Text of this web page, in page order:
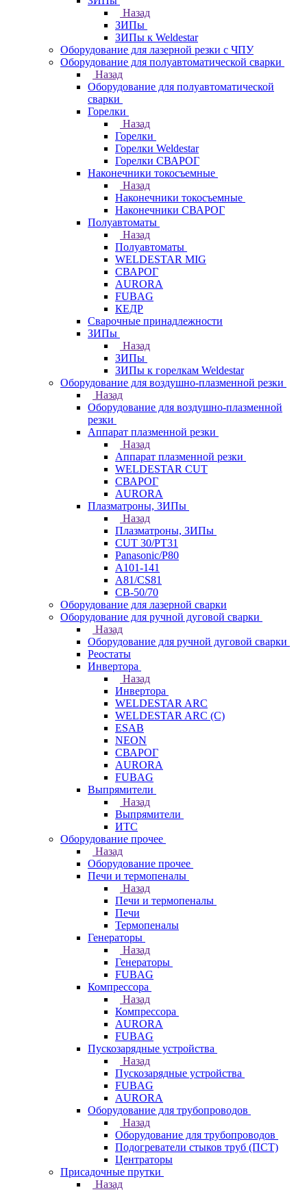
Назад
ЗИПы
ЗИПы к Weldestar
Оборудование для лазерной резки с ЧПУ
Оборудование для полуавтоматической сварки
Назад
Оборудование для полуавтоматической
сварки
Горелки
Назад
Горелки
Горелки Weldestar
Горелки СВАРОГ
Наконечники токосъемные
Назад
Наконечники токосъемные
Наконечники СВАРОГ
Полуавтоматы
Назад
Полуавтоматы
WELDESTAR MIG
СВАРОГ
AURORA
FUBAG
КЕДР
Сварочные принадлежности
ЗИПы
Назад
ЗИПы
ЗИПы к горелкам Weldestar
Оборудование для воздушно-плазменной резки
Назад
Оборудование для воздушно-плазменной
резки
Аппарат плазменной резки
Назад
Аппарат плазменной резки
WELDESTAR CUT
СВАРОГ
AURORA
Плазматроны, ЗИПы
Назад
Плазматроны, ЗИПы
CUT 30/PT31
Panasonic/P80
А101-141
А81/CS81
СВ-50/70
Оборудование для лазерной сварки
Оборудование для ручной дуговой сварки
Назад
Оборудование для ручной дуговой сварки
Реостаты
Инвертора
Назад
Инвертора
WELDESTAR ARC
WELDESTAR ARC (С)
ESAB
NEON
СВАРОГ
AURORA
FUBAG
Выпрямители
Назад
Выпрямители
ИТС
Оборудование прочее
Назад
Оборудование прочее
Печи и термопеналы
Назад
Печи и термопеналы
Печи
Термопеналы
Генераторы
Назад
Генераторы
FUBAG
Компрессора
Назад
Компрессора
AURORA
FUBAG
Пускозарядные устройства
Назад
Пускозарядные устройства
FUBAG
AURORA
Оборудование для трубопроводов
Назад
Оборудование для трубопроводов
Подогреватели стыков труб (ПСТ)
Центраторы
Присадочные прутки
Назад